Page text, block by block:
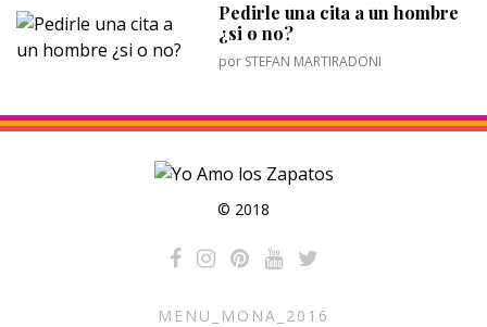
Pedirle una cita a un hombre
¿si o no?
por STEFAN MARTIRADONI
© 2018
MENU_MONA_2016